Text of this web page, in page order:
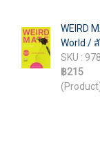
WEIRD
World /
SKU :
฿215